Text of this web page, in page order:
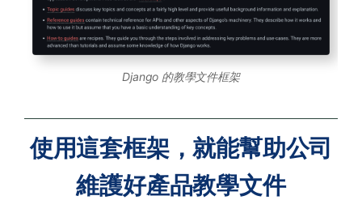
Django 的教學文件框架
使用這套框架，就能幫助公司
維護好產品教學文件